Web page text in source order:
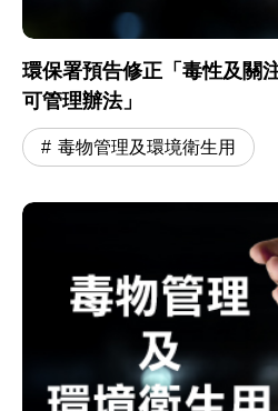
環保署預告修正「毒性及關
可管理辦法」
毒物管理及環境衛生用